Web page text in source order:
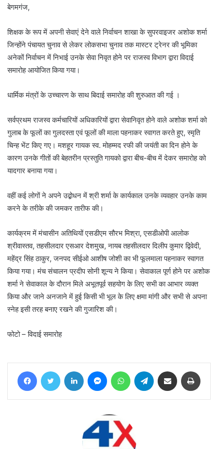
बेगमगंज,
शिक्षक के रूप में अपनी सेवाएं देने वाले निर्वाचन शाखा के सुपरवाइजर अशोक शर्मा
जिन्होंने पंचायत चुनाव से लेकर लोकसभा चुनाव तक मास्टर ट्रेनर की भूमिका
अनेकों निर्वाचन में निभाई उनके सेवा निवृत होने पर राजस्व विभाग द्वारा विदाई
समारोह आयोजित किया गया।
धार्मिक मंत्रों के उच्चारण के साथ बिदाई समारोह की शुरुआत की गई ।
सर्वप्रथम राजस्व कर्मचारियों अधिकारियों द्वारा सेवानिवृत होने वाले अशोक शर्मा को
गुलाब के फूलों का गुलदस्ता एवं फूलों की माला पहनाकर स्वागत करते हुए, स्मृति
चिन्ह भेंट किए गए। मशहूर गायक स्व. मोहम्मद रफी की जयंती का दिन होने के
कारण उनके गीतों की बेहतरीन प्रस्तुति गायको द्वारा बीच-बीच में देकर समारोह को
यादगार बनाया गया।
वहीं कई लोगों ने अपने उद्बोधन में श्री शर्मा के कार्यकाल उनके व्यवहार उनके काम
करने के तरीके की जमकर तारीफ की।
कार्यक्रम में मंचासीन अतिथियों एसडीएम सौरभ मिश्रा, एसडीओपी आलोक
श्रीवास्तव, तहसीलदार एसआर देशमुख, नायब तहसीलदार दिलीप कुमार द्विवेदी,
महेंद्र सिंह ठाकुर, जनपद सीईओ आशीष जोशी का भी फूलमाला पहनाकर स्वागत
किया गया। मंच संचालन प्रदीप सोनी शून्य ने किया। सेवाकाल पूर्ण होने पर अशोक
शर्मा ने सेवाकाल के दौरान मिले अभूतपूर्व सहयोग के लिए सभी का आभार व्यक्त
किया और जाने अनजाने में हुई किसी भी भूल के लिए क्षमा मांगी और सभी से अपना
स्नेह इसी तरह बनाए रखने की गुजारिश की।
फोटो – विदाई समारोह
FacebookTwitter LinkedIn MessengerWhatsAppTelegram Share via Email